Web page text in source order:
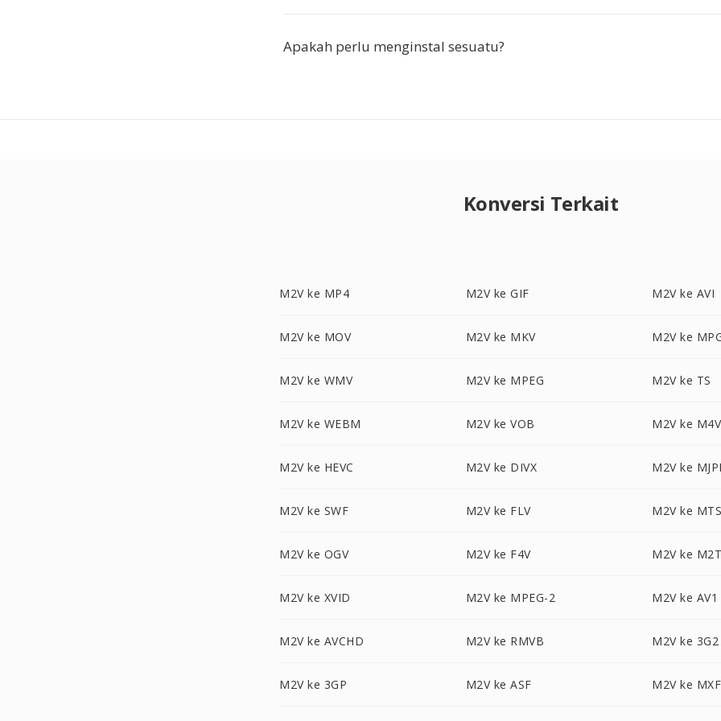
Apakah perlu menginstal sesuatu?
Konversi Terkait
M2V ke MP4 M2V ke GIF M2V ke AVI
M2V ke MOV M2V ke MKV M2V ke
M2V ke WMV M2V ke MPEG M2V ke TS
M2V ke WEBM M2V ke VOB M2V ke M4V
M2V ke HEVC M2V ke DIVX M2V ke
M2V ke SWF M2V ke FLV M2V ke
M2V ke OGV M2V ke F4V M2V ke
M2V ke XVID M2V ke MPEG-2 M2V ke AV1
M2V ke AVCHD M2V ke RMVB M2V ke 3G2
M2V ke 3GP M2V ke ASF M2V ke MXF